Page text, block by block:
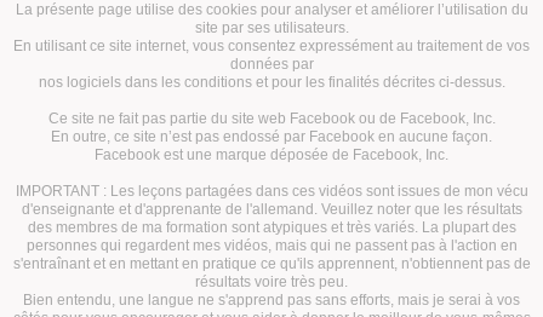
La présente page utilise des cookies pour analyser et améliorer l’utilisation du
site par ses utilisateurs.
En utilisant ce site internet, vous consentez expressément au traitement de vos
données par
nos logiciels dans les conditions et pour les finalités décrites ci-dessus.
Ce site ne fait pas partie du site web Facebook ou de Facebook, Inc.
En outre, ce site n’est pas endossé par Facebook en aucune façon.
Facebook est une marque déposée de Facebook, Inc.
IMPORTANT : Les leçons partagées dans ces vidéos sont issues de mon vécu
d'enseignante et d'apprenante de l'allemand. Veuillez noter que les résultats
des membres de ma formation sont atypiques et très variés. La plupart des
personnes qui regardent mes vidéos, mais qui ne passent pas à l'action en
s'entraînant et en mettant en pratique ce qu'ils apprennent, n'obtiennent pas de
résultats voire très peu.
Bien entendu, une langue ne s'apprend pas sans efforts, mais je serai à vos